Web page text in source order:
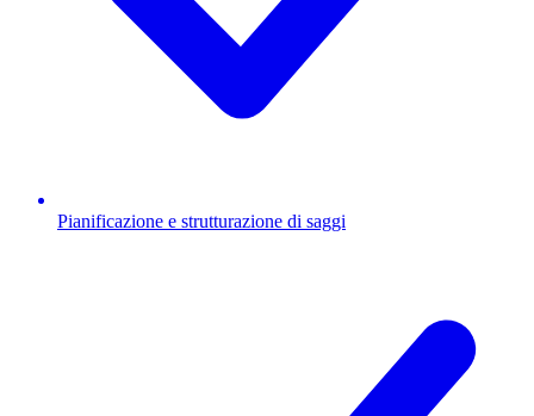
Pianificazione e strutturazione di saggi